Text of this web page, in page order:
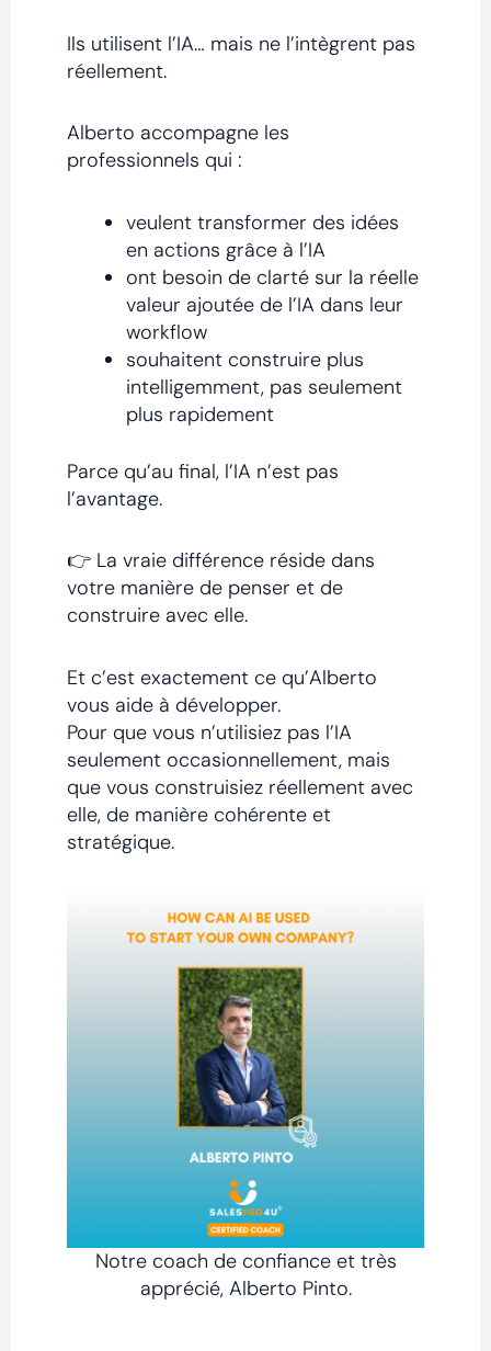
Ils utilisent l’IA… mais ne l’intègrent pas
réellement.
Alberto accompagne les
professionnels qui :
veulent transformer des idées
en actions grâce à l’IA
ont besoin de clarté sur la réelle
valeur ajoutée de l’IA dans leur
workflow
souhaitent construire plus
intelligemment, pas seulement
plus rapidement
Parce qu’au final, l’IA n’est pas
l’avantage.
👉 La vraie différence réside dans
votre manière de penser et de
construire avec elle.
Et c’est exactement ce qu’Alberto
vous aide à développer.
Pour que vous n’utilisiez pas l’IA
seulement occasionnellement, mais
que vous construisiez réellement avec
elle, de manière cohérente et
stratégique.
Notre coach de confiance et très
apprécié, Alberto Pinto.